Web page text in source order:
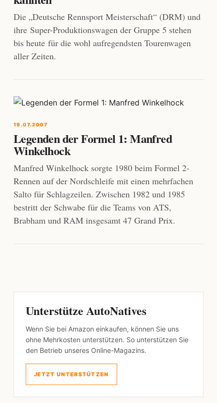
Die „Deutsche Rennsport Meisterschaft“ (DRM) und
ihre Super-Produktionswagen der Gruppe 5 stehen
bis heute für die wohl aufregendsten Tourenwagen
aller Zeiten.
19.07.2007
Legenden der Formel 1: Manfred
Winkelhock
Manfred Winkelhock sorgte 1980 beim Formel 2-
Rennen auf der Nordschleife mit einen mehrfachen
Salto für Schlagzeilen. Zwischen 1982 und 1985
bestritt der Schwabe für die Teams von ATS,
Brabham und RAM insgesamt 47 Grand Prix.
Unterstütze AutoNatives
Wenn Sie bei Amazon einkaufen, können Sie uns
ohne Mehrkosten unterstützen. So unterstützen Sie
den Betrieb unseres Online-Magazins.
JETZT UNTERSTÜTZEN